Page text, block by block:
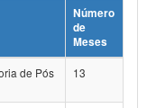
Número
de
Meses
de Pós
13